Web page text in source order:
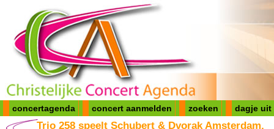
concertagenda concert aanmelden zoeken dagje uit
Trio 258 speelt Schubert & Dvorak Amsterdam,